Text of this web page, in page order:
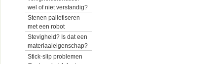
wel of niet verstandig?
Stenen palletiseren
met een robot
Stevigheid? Is dat een
materiaaleigenschap?
Stick-slip problemen